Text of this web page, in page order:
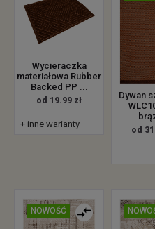
Wycieraczka
materiałowa Rubber
Backed PP ...
od 19.99 zł
+ inne warianty
Dywan
od
NOWOŚĆ